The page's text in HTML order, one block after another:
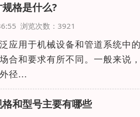
格是什么?
浏览次数：3921
应用于机械设备和管道系统中
合和要求有所不同。一般来说
径...
和型号主要有哪些